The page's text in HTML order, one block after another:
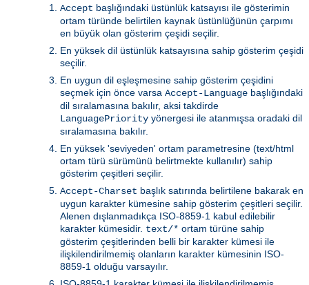
Accept başlığındaki üstünlük katsayısı ile gösterimin
ortam türünde belirtilen kaynak üstünlüğünün çarpımı
en büyük olan gösterim çeşidi seçilir.
En yüksek dil üstünlük katsayısına sahip gösterim çeşidi
seçilir.
En uygun dil eşleşmesine sahip gösterim çeşidini
seçmek için önce varsa Accept-Language başlığındaki
dil sıralamasına bakılır, aksi takdirde
LanguagePriority yönergesi ile atanmışsa oradaki dil
sıralamasına bakılır.
En yüksek 'seviyeden' ortam parametresine (text/html
ortam türü sürümünü belirtmekte kullanılır) sahip
gösterim çeşitleri seçilir.
Accept-Charset başlık satırında belirtilene bakarak en
uygun karakter kümesine sahip gösterim çeşitleri seçilir.
Alenen dışlanmadıkça ISO-8859-1 kabul edilebilir
karakter kümesidir. text/* ortam türüne sahip
gösterim çeşitlerinden belli bir karakter kümesi ile
ilişkilendirilmemiş olanların karakter kümesinin ISO-
8859-1 olduğu varsayılır.